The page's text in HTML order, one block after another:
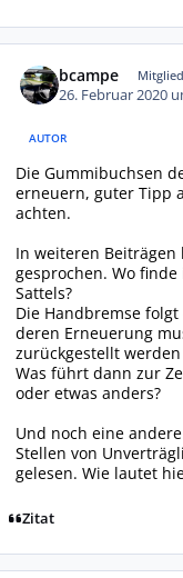
bcampe Mitglied
26. Februar 2020
AUTOR
Die Gummibuchsen
erneuern, guter Tipp
achten.
In weiteren
gesprochen. Wo
Sattels?
Die Handbremse
deren Erneuerung
zurückgestellt
Was führt dann zur
oder etwas anders?
Und noch eine
Stellen von
gelesen. Wie lautet
Zitat